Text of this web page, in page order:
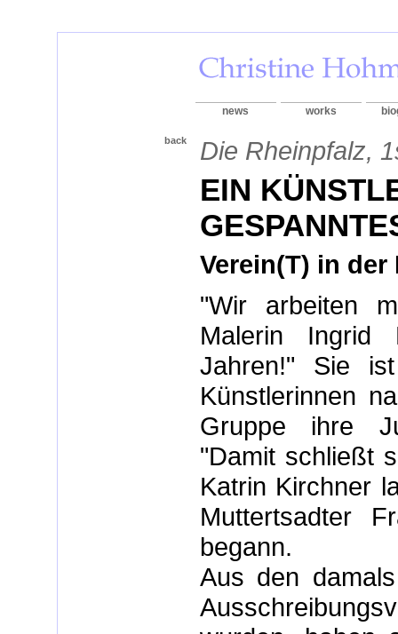
news works
back Die Rheinpfalz,
EIN
Verein(T) in der
"Wir arbeiten
Malerin Ingrid
Jahren!" Sie
Künstlerinnen
Gruppe ihre
"Damit schließt
Katrin Kirchner
Muttertsadter
begann.
Aus den